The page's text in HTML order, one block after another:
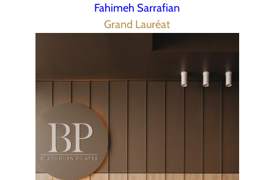
Fahimeh Sarrafian
Grand Lauréat